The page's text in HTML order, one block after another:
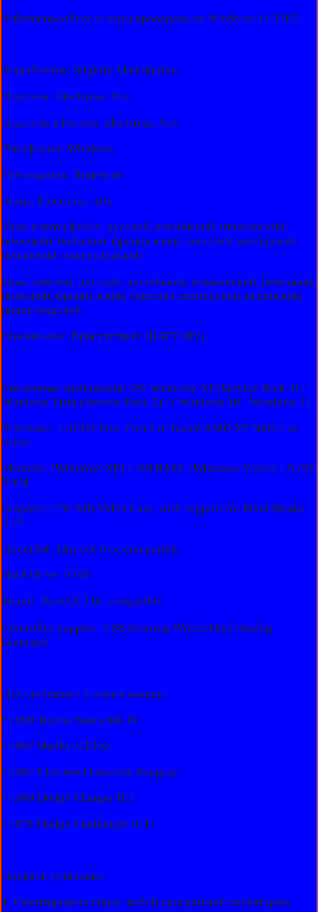
Работоспособность игры проверена на Windows 11 22H2.
Разработчик: Slightly Mad Studios
Издатель: Electronic Arts
Издатель в России: Electronic Arts
Платформа: Windows
Тип издания: Лицензия
Релиз: Electronic Arts
Язык в интерфейсе: русский, английский, итальянский,
немецкий, польский, французский, чешский, венгерский,
испанский, нидерландский
Язык озвучки: русский, английский, итальянский, немецкий,
польский, французский, чешский, венгерский, испанский,
нидерландский
Cracked.exe: Присутствует (BATTERY)
Системные требования: OS: Windows XP (Service Pack 3) /
Windows Vista (Service Pack 2) / / Windows 10 / Windows 11
Processor: 1.6GHz Intel Core2 or faster/AMD X2 3800+ or
faster
Memory: (Windows XP) 1 GB RAM; (Windows Vista/) 1.5 GB
RAM
Graphics: 256 MB Video Card, with support for Pixel Shader
3.0*
DirectX®: DirectX 9.0c compatible
Hard Drive: 6 GB
Sound: DirectX 9.0c compatible
Controller Support: USB Steering Wheel/Dual Analog
Gamepad
DLC добавляет 5 новых машин:
• 1998 Toyota Supra Mk IV
• 1967 Shelby GT500
• 1967 Chevrolet Corvette Stingray
• 1969 Dodge Charger R/T
• 1971 Dodge Challenger R/T
Порядок установки
1. Смонтировать образ любой программой эмулятором